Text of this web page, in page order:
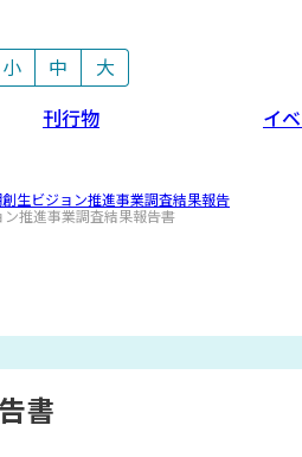
小 中
大
刊行物 イ
生ビジョン推進事業調査結果報告
推進事業調査結果報告書
書